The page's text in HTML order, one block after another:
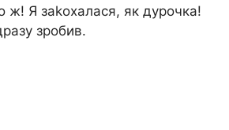
ж! Я заkохалася, як дурочка!
зробив.